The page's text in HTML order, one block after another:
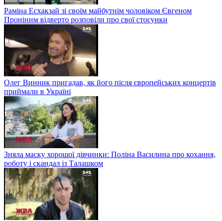
Раміна Есхакзай зі своїм майбутнім чоловіком Євгеном
Проніним відверто розповіли про свої стосунки
Олег Винник пригадав, як його після європейських концертів
приймали в Україні
Зняла маску хорошої дівчинки: Поліна Василина про кохання,
роботу і скандал із Талашком